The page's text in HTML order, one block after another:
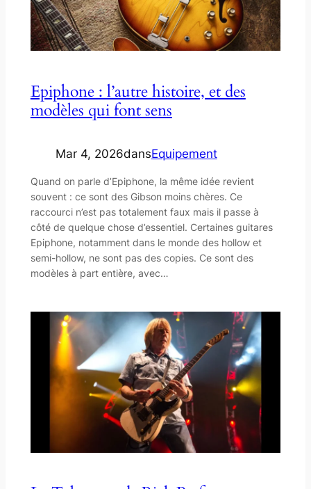
Epiphone : l’autre histoire, et des
modèles qui font sens
Mar 4, 2026dansEquipement
Quand on parle d’Epiphone, la même idée revient
souvent : ce sont des Gibson moins chères. Ce
raccourci n’est pas totalement faux mais il passe à
côté de quelque chose d’essentiel. Certaines guitares
Epiphone, notamment dans le monde des hollow et
semi-hollow, ne sont pas des copies. Ce sont des
modèles à part entière, avec…